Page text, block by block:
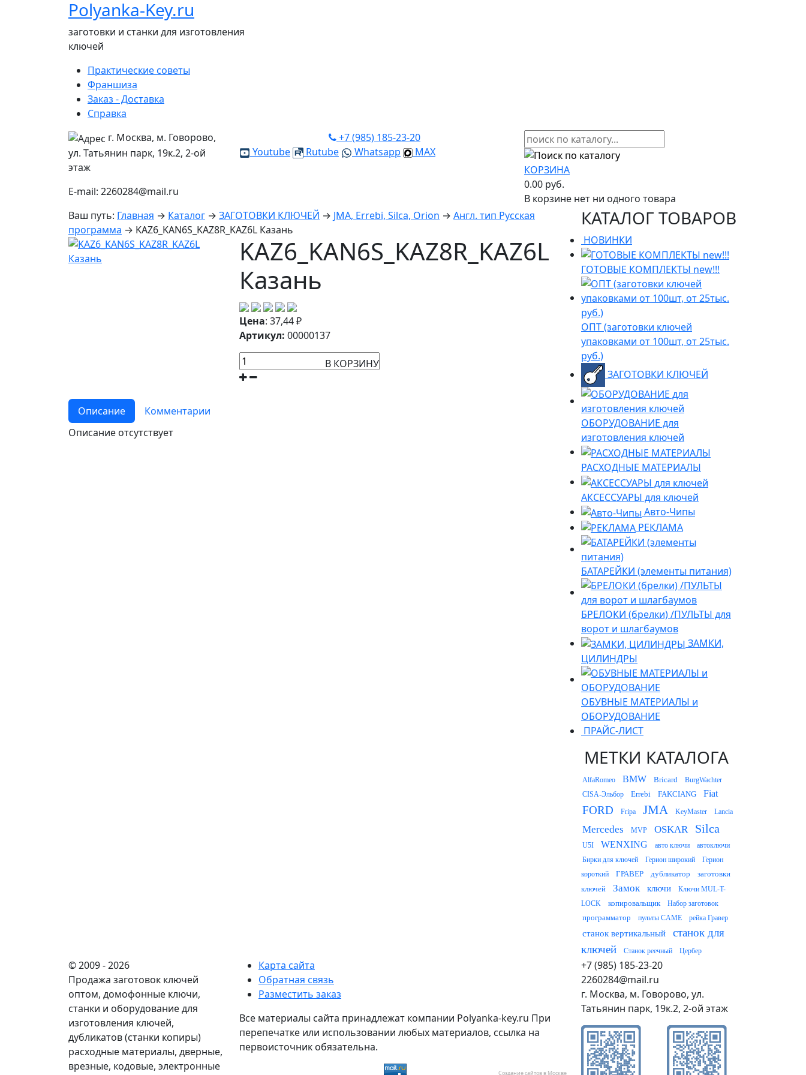
Polyanka-Key.ru
заготовки и станки для изготовления
ключей
Практические советы
Франшиза
Заказ - Доставка
Справка
г. Москва, м. Говорово,
ул. Татьянин парк, 19к.2, 2-ой
этаж
E-mail: 2260284@mail.ru
+7 (985) 185-23-20
Youtube
Rutube Whatsapp
MAX
КОРЗИНА
0.00 руб.
В корзине нет ни одного товара
Ваш путь: Главная → Каталог → ЗАГОТОВКИ КЛЮЧЕЙ → JMA, Errebi, Silca, Orion → Англ. тип Русская
программа → KAZ6_KAN6S_KAZ8R_KAZ6L Казань
KAZ6_KAN6S_KAZ8R_KAZ6L
Казань
Цена: 37,44₽
Артикул: 00000137
В КОРЗИНУ
Описание
Комментарии
Описание отсутствует
КАТАЛОГ ТОВАРОВ
НОВИНКИ
ГОТОВЫЕ КОМПЛЕКТЫ new!!!
ОПТ (заготовки ключей
упаковками от 100шт, от 25тыс.
руб.)
ЗАГОТОВКИ КЛЮЧЕЙ
ОБОРУДОВАНИЕ для
изготовления ключей
РАСХОДНЫЕ МАТЕРИАЛЫ
АКСЕССУАРЫ для ключей
Авто-Чипы
РЕКЛАМА
БАТАРЕЙКИ (элементы питания)
БРЕЛОКИ (брелки) /ПУЛЬТЫ для
ворот и шлагбаумов
ЗАМКИ,
ЦИЛИНДРЫ
ОБУВНЫЕ МАТЕРИАЛЫ и
ОБОРУДОВАНИЕ
ПРАЙС-ЛИСТ
МЕТКИ КАТАЛОГА
AlfaRomeo BMW Bricard
BurgWachter
CISA-Эльбор
Errebi FAKCIANG Fiat
FORD Fripa JMA KeyMaster Lancia
Mercedes MVP OSKAR Silca
U5I WENXING авто ключи
автоключи
Бирки для ключей
Герион широкий
Герион
короткий
ГРАВЕР дубликатор
заготовки
ключей
Замок ключи
Ключи MUL-T-
LOCK
копировальщик Набор заготовок
программатор пульты CAME рейка Гравер
станок вертикальный
станок для
ключей
Станок реечный Цербер
© 2009 - 2026
Продажа заготовок ключей
оптом, домофонные ключи,
станки и оборудование для
изготовления ключей,
дубликатов (станки копиры)
расходные материалы, дверные,
врезные, кодовые, электронные
Карта сайта
Обратная связь
Разместить заказ
Все материалы сайта принадлежат компании Polyanka-key.ru При
перепечатке или использовании любых материалов, ссылка на
первоисточник обязательна.
Создание сайтов в Москве
+7 (985) 185-23-20
2260284@mail.ru
г. Москва, м. Говорово, ул.
Татьянин парк, 19к.2, 2-ой этаж